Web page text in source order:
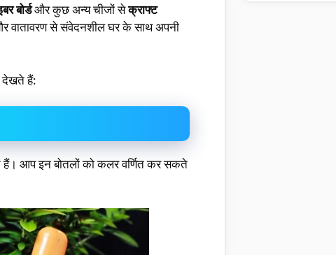
बोर्डऔर कुछ अन्य चीजों सेक्राफ्ट
से संवेदनशील घर के साथ अपनी
हैं:
आप इन बोतलों को कलर वर्णित कर सकते